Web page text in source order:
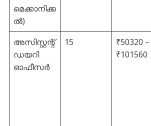
മെക്കാനിക്ക
ൽ)
അസിസ്റ്റന്റ്
ഡയറി
ഓഫീസർ
15
₹50320 –
₹101560